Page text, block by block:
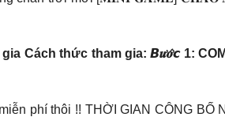
Cách thức tham gia: 𝘽𝒖̛𝒐̛́𝙘 1:
phí thôi !! THỜI GIAN CÔNG BỐ